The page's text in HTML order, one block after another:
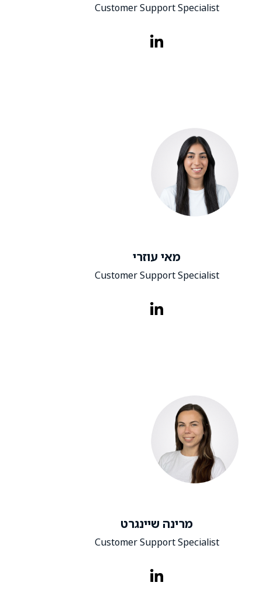
Customer Support Specialist
מאי עוזרי
Customer Support Specialist
מרינה שיינגרט
Customer Support Specialist